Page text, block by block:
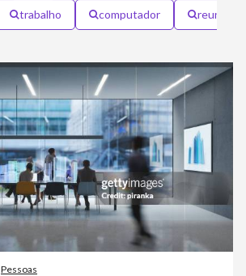
trabalho computador reunião
Pessoas